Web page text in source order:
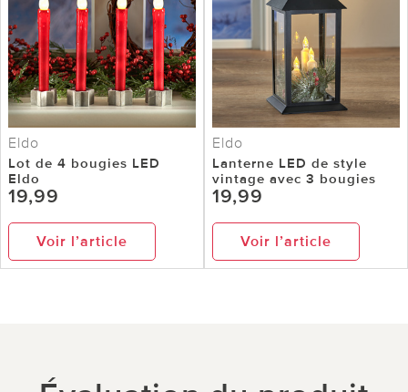
Eldo
Lot de 4 bougies LED
Eldo
19,99
Voir l’article
Eldo
Lanterne LED de style
vintage avec 3 bougies
19,99
Voir l’article